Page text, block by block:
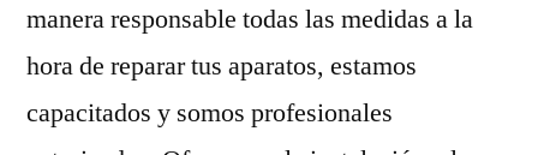
manera responsable todas las medidas a la
hora de reparar tus aparatos, estamos
capacitados y somos profesionales